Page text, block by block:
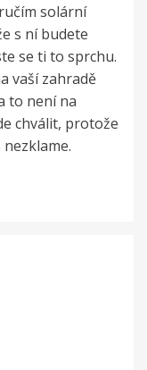
solární
s ní budete
se ti to sprchu.
vaší zahradě
to není na
chválit, protože
nezklame.